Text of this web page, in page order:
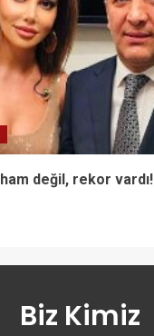
değil, rekor vardı!
Biz Kimiz